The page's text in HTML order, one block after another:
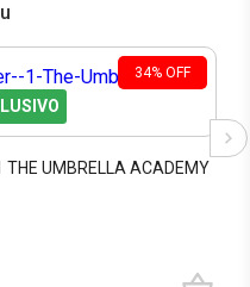
34% OFF
THE UMBRELLA ACADEMY